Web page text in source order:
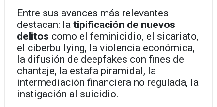
Entre sus avances más relevantes
destacan: la tipificación de nuevos
delitos como el feminicidio, el sicariato,
el ciberbullying, la violencia económica,
la difusión de deepfakes con fines de
chantaje, la estafa piramidal, la
intermediación financiera no regulada, la
instigación al suicidio.